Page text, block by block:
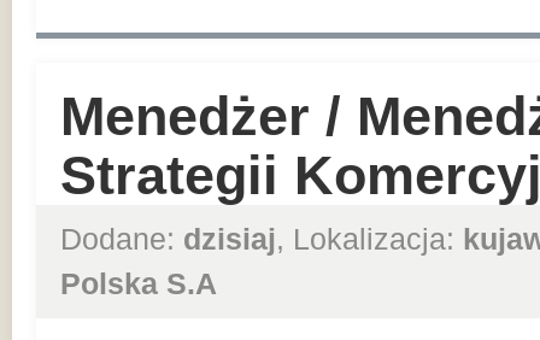
Menedżer /
Strategii
Dodane: dzisiaj, Lokalizacja:
Polska S.A